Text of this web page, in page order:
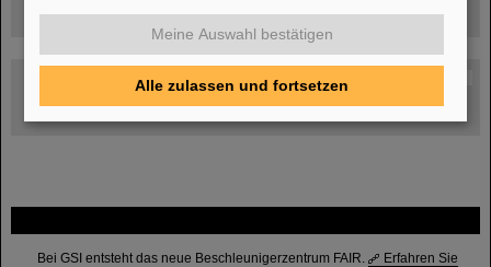
Bei GSI entsteht das neue Beschleunigerzentrum FAIR.
Erfahren Sie
GSI-FAIR Kolloquium
Meine Auswahl bestätigen
Alle zulassen und fortsetzen